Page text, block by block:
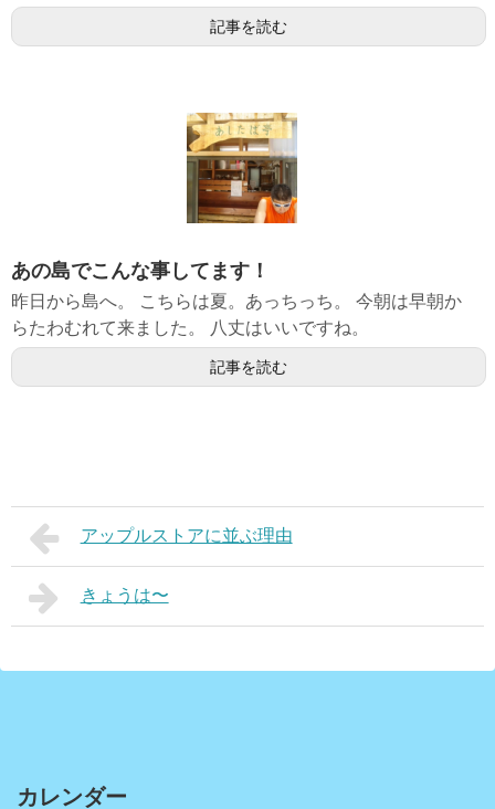
記事を読む
あの島でこんな事してます！
昨日から島へ。 こちらは夏。あっちっち。 今朝は早朝か
らたわむれて来ました。 八丈はいいですね。
記事を読む
アップルストアに並ぶ理由
きょうは〜
カレンダー